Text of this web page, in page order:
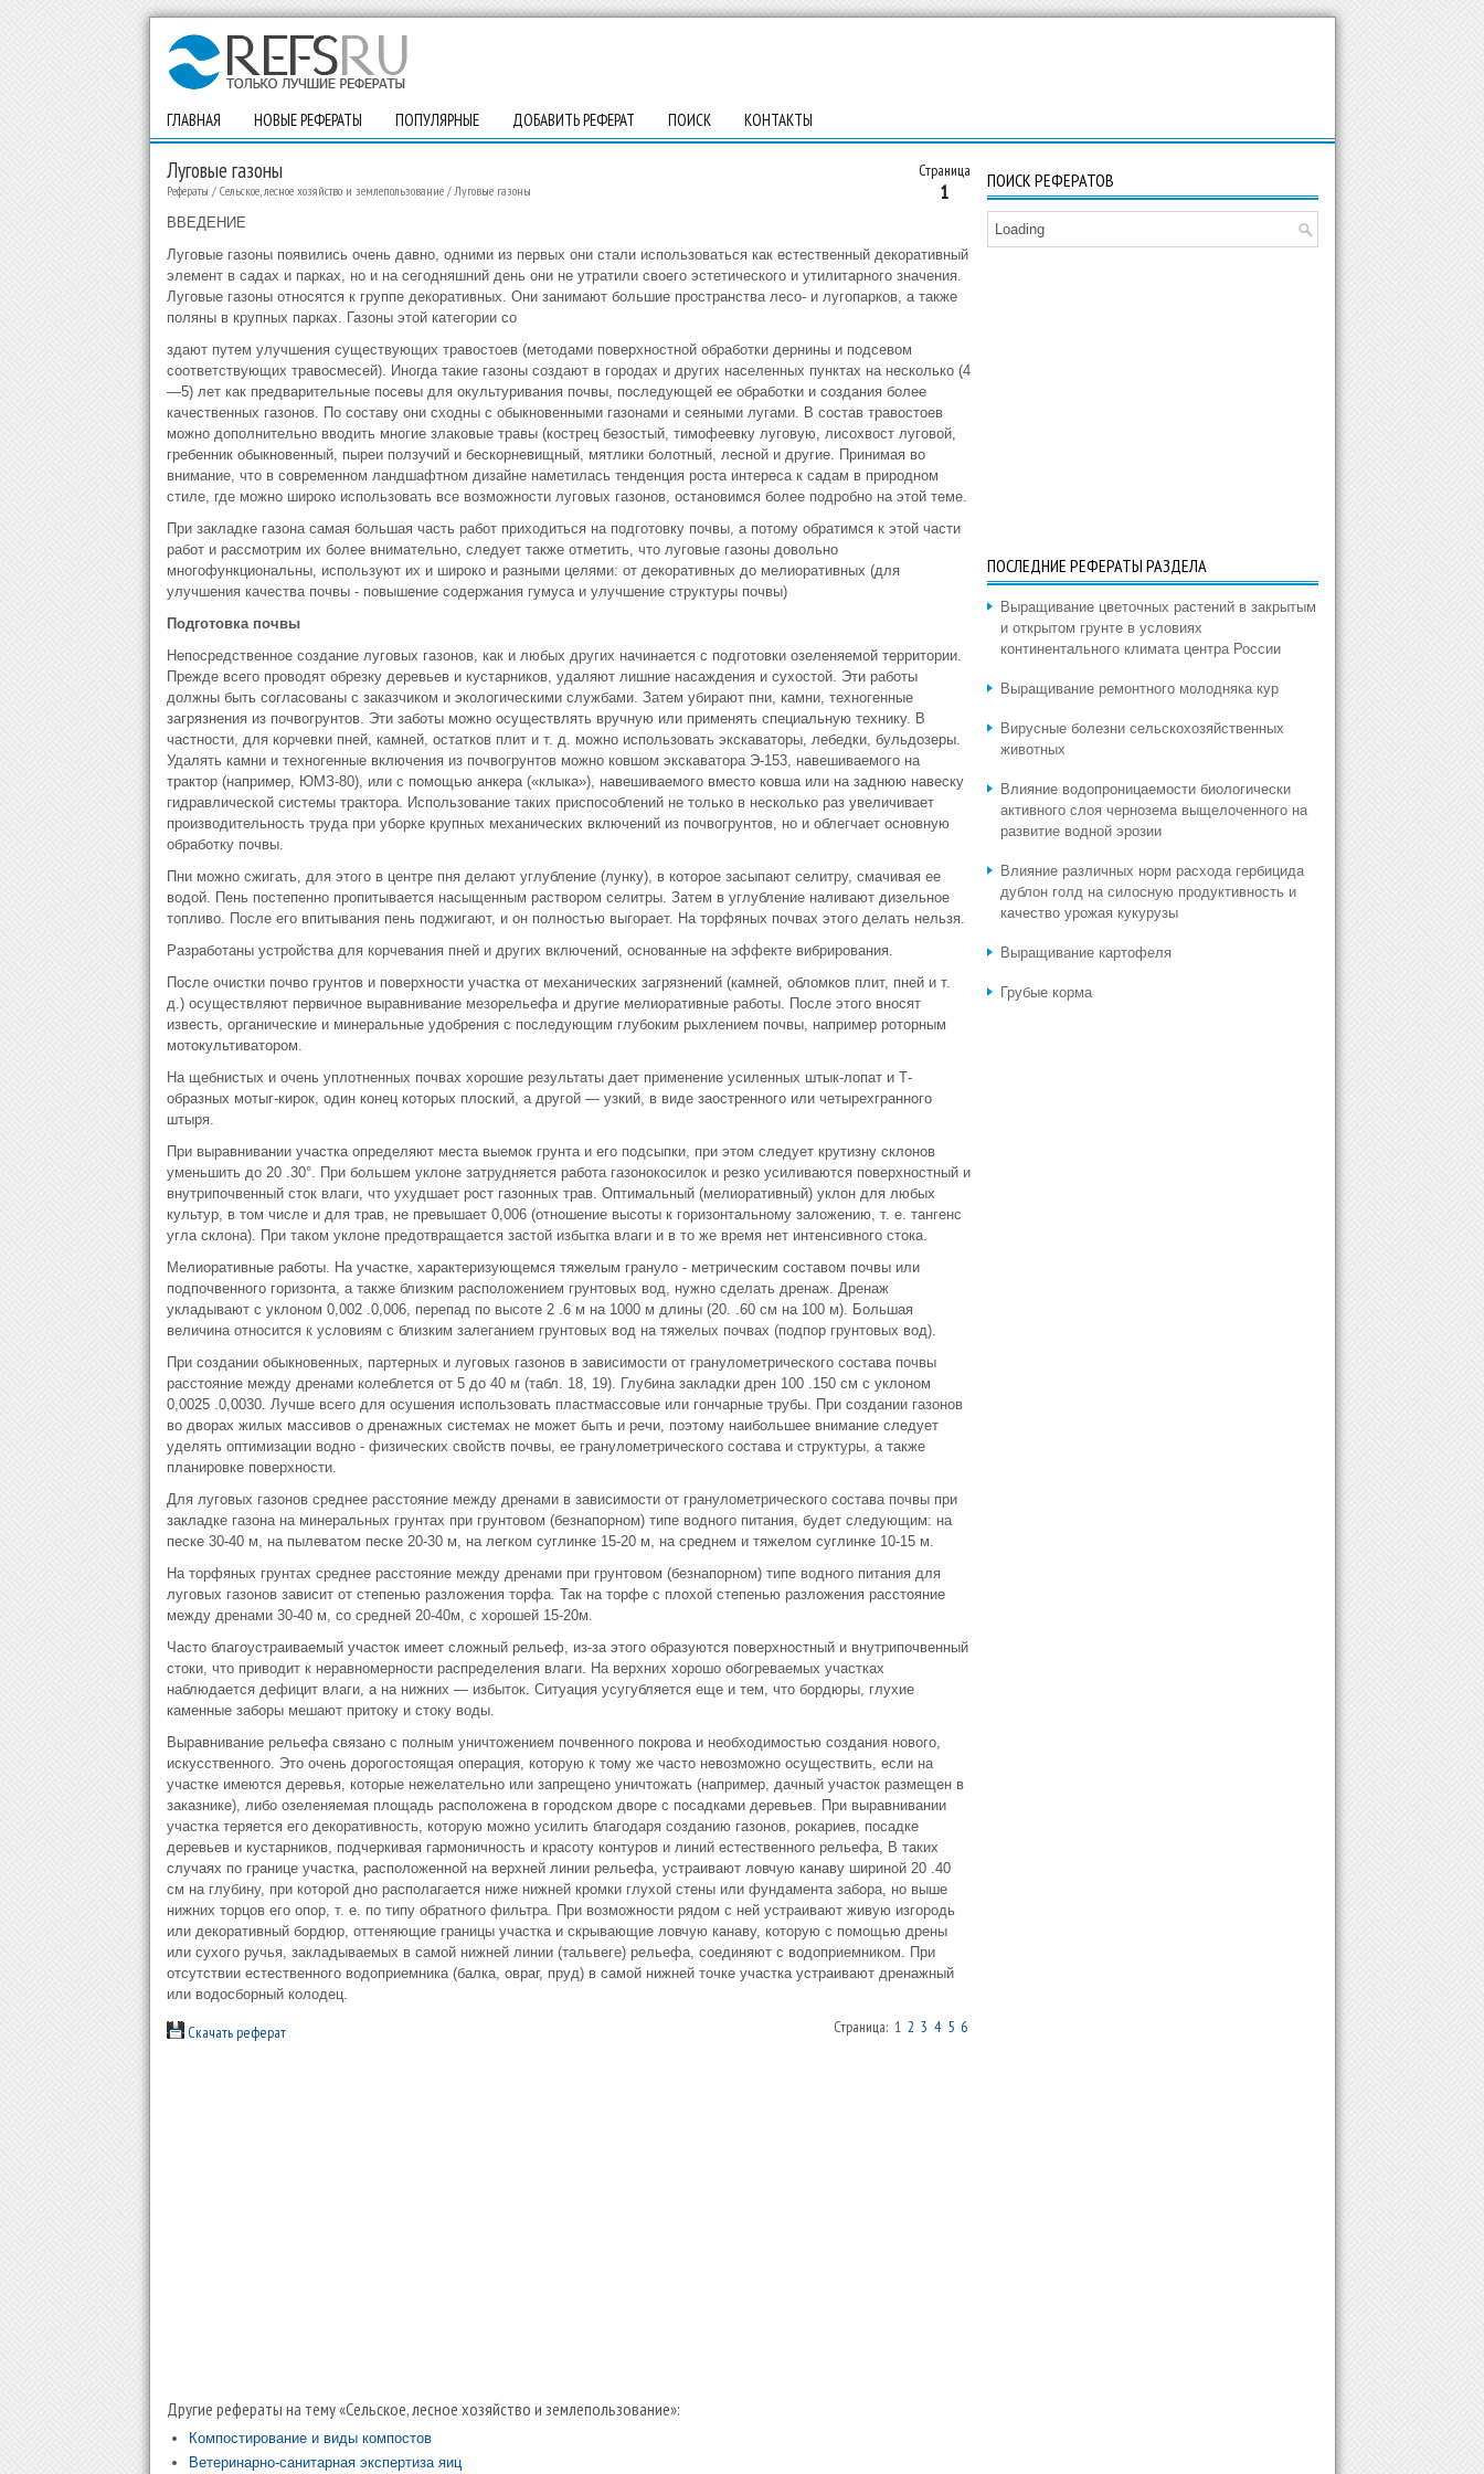
ГЛАВНАЯ НОВЫЕ РЕФЕРАТЫ ПОПУЛЯРНЫЕ ДОБАВИТЬ РЕФЕРАТ ПОИСК КОНТАКТЫ
Страница
1
Луговые газоны
Рефераты / Сельское, лесное хозяйство и землепользование/Луговые газоны
ВВЕДЕНИЕ
Луговые газоны появились очень давно, одними из первых они стали использоваться как естественный декоративный
элемент в садах и парках, но и на сегодняшний день они не утратили своего эстетического и утилитарного значения.
Луговые газоны относятся к группе декоративных. Они занимают большие пространства лесо- и лугопарков, а также
поляны в крупных парках. Газоны этой категории со
здают путем улучшения существующих травостоев (методами поверхностной обработки дернины и подсевом
соответствующих травосмесей). Иногда такие газоны создают в городах и других населенных пунктах на несколько (4
—5) лет как предварительные посевы для окультуривания почвы, последующей ее обработки и создания более
качественных газонов. По составу они сходны с обыкновенными газонами и сеяными лугами. В состав травостоев
можно дополнительно вводить многие злаковые травы (кострец безостый, тимофеевку луговую, лисохвост луговой,
гребенник обыкновенный, пыреи ползучий и бескорневищный, мятлики болотный, лесной и другие. Принимая во
внимание, что в современном ландшафтном дизайне наметилась тенденция роста интереса к садам в природном
стиле, где можно широко использовать все возможности луговых газонов, остановимся более подробно на этой теме.
При закладке газона самая большая часть работ приходиться на подготовку почвы, а потому обратимся к этой части
работ и рассмотрим их более внимательно, следует также отметить, что луговые газоны довольно
многофункциональны, используют их и широко и разными целями: от декоративных до мелиоративных (для
улучшения качества почвы - повышение содержания гумуса и улучшение структуры почвы)
Подготовка почвы
Непосредственное создание луговых газонов, как и любых других начинается с подготовки озеленяемой территории.
Прежде всего проводят обрезку деревьев и кустарников, удаляют лишние насаждения и сухостой. Эти работы
должны быть согласованы с заказчиком и экологическими службами. Затем убирают пни, камни, техногенные
загрязнения из почвогрунтов. Эти заботы можно осуществлять вручную или применять специальную технику. В
частности, для корчевки пней, камней, остатков плит и т. д. можно использовать экскаваторы, лебедки, бульдозеры.
Удалять камни и техногенные включения из почвогрунтов можно ковшом экскаватора Э-153, навешиваемого на
трактор (например, ЮМЗ-80), или с помощью анкера («клыка»), навешиваемого вместо ковша или на заднюю навеску
гидравлической системы трактора. Использование таких приспособлений не только в несколько раз увеличивает
производительность труда при уборке крупных механических включений из почвогрунтов, но и облегчает основную
обработку почвы.
Пни можно сжигать, для этого в центре пня делают углубление (лунку), в которое засыпают селитру, смачивая ее
водой. Пень постепенно пропитывается насыщенным раствором селитры. Затем в углубление наливают дизельное
топливо. После его впитывания пень поджигают, и он полностью выгорает. На торфяных почвах этого делать нельзя.
Разработаны устройства для корчевания пней и других включений, основанные на эффекте вибрирования.
После очистки почво грунтов и поверхности участка от механических загрязнений (камней, обломков плит, пней и т.
д.) осуществляют первичное выравнивание мезорельефа и другие мелиоративные работы. После этого вносят
известь, органические и минеральные удобрения с последующим глубоким рыхлением почвы, например роторным
мотокультиватором.
На щебнистых и очень уплотненных почвах хорошие результаты дает применение усиленных штык-лопат и Т-
образных мотыг-кирок, один конец которых плоский, а другой — узкий, в виде заостренного или четырехгранного
штыря.
При выравнивании участка определяют места выемок грунта и его подсыпки, при этом следует крутизну склонов
уменьшить до 20 .30°. При большем уклоне затрудняется работа газонокосилок и резко усиливаются поверхностный и
внутрипочвенный сток влаги, что ухудшает рост газонных трав. Оптимальный (мелиоративный) уклон для любых
культур, в том числе и для трав, не превышает 0,006 (отношение высоты к горизонтальному заложению, т. е. тангенс
угла склона). При таком уклоне предотвращается застой избытка влаги и в то же время нет интенсивного стока.
Мелиоративные работы. На участке, характеризующемся тяжелым грануло - метрическим составом почвы или
подпочвенного горизонта, а также близким расположением грунтовых вод, нужно сделать дренаж. Дренаж
укладывают с уклоном 0,002 .0,006, перепад по высоте 2 .6 м на 1000 м длины (20. .60 см на 100 м). Большая
величина относится к условиям с близким залеганием грунтовых вод на тяжелых почвах (подпор грунтовых вод).
При создании обыкновенных, партерных и луговых газонов в зависимости от гранулометрического состава почвы
расстояние между дренами колеблется от 5 до 40 м (табл. 18, 19). Глубина закладки дрен 100 .150 см с уклоном
0,0025 .0,0030. Лучше всего для осушения использовать пластмассовые или гончарные трубы. При создании газонов
во дворах жилых массивов о дренажных системах не может быть и речи, поэтому наибольшее внимание следует
уделять оптимизации водно - физических свойств почвы, ее гранулометрического состава и структуры, а также
планировке поверхности.
Для луговых газонов среднее расстояние между дренами в зависимости от гранулометрического состава почвы при
закладке газона на минеральных грунтах при грунтовом (безнапорном) типе водного питания, будет следующим: на
песке 30-40 м, на пылеватом песке 20-30 м, на легком суглинке 15-20 м, на среднем и тяжелом суглинке 10-15 м.
На торфяных грунтах среднее расстояние между дренами при грунтовом (безнапорном) типе водного питания для
луговых газонов зависит от степенью разложения торфа. Так на торфе с плохой степенью разложения расстояние
между дренами 30-40 м, со средней 20-40м, с хорошей 15-20м.
Часто благоустраиваемый участок имеет сложный рельеф, из-за этого образуются поверхностный и внутрипочвенный
стоки, что приводит к неравномерности распределения влаги. На верхних хорошо обогреваемых участках
наблюдается дефицит влаги, а на нижних — избыток. Ситуация усугубляется еще и тем, что бордюры, глухие
каменные заборы мешают притоку и стоку воды.
Выравнивание рельефа связано с полным уничтожением почвенного покрова и необходимостью создания нового,
искусственного. Это очень дорогостоящая операция, которую к тому же часто невозможно осуществить, если на
участке имеются деревья, которые нежелательно или запрещено уничтожать (например, дачный участок размещен в
заказнике), либо озеленяемая площадь расположена в городском дворе с посадками деревьев. При выравнивании
участка теряется его декоративность, которую можно усилить благодаря созданию газонов, рокариев, посадке
деревьев и кустарников, подчеркивая гармоничность и красоту контуров и линий естественного рельефа, В таких
случаях по границе участка, расположенной на верхней линии рельефа, устраивают ловчую канаву шириной 20 .40
см на глубину, при которой дно располагается ниже нижней кромки глухой стены или фундамента забора, но выше
нижних торцов его опор, т. е. по типу обратного фильтра. При возможности рядом с ней устраивают живую изгородь
или декоративный бордюр, оттеняющие границы участка и скрывающие ловчую канаву, которую с помощью дрены
или сухого ручья, закладываемых в самой нижней линии (тальвеге) рельефа, соединяют с водоприемником. При
отсутствии естественного водоприемника (балка, овраг, пруд) в самой нижней точке участка устраивают дренажный
или водосборный колодец.
Скачать реферат Страница: 1 2 3 4 5 6
Другие рефераты на тему «Сельское, лесное хозяйство и землепользование»:
Компостирование и виды компостов
Ветеринарно-санитарная экспертиза яиц
ПОИСК РЕФЕРАТОВ
Loading
ПОСЛЕДНИЕ РЕФЕРАТЫ РАЗДЕЛА
Выращивание цветочных растений в закрытым
и открытом грунте в условиях
континентального климата центра России
Выращивание ремонтного молодняка кур
Вирусные болезни сельскохозяйственных
животных
Влияние водопроницаемости биологически
активного слоя чернозема выщелоченного на
развитие водной эрозии
Влияние различных норм расхода гербицида
дублон голд на силосную продуктивность и
качество урожая кукурузы
Выращивание картофеля
Грубые корма